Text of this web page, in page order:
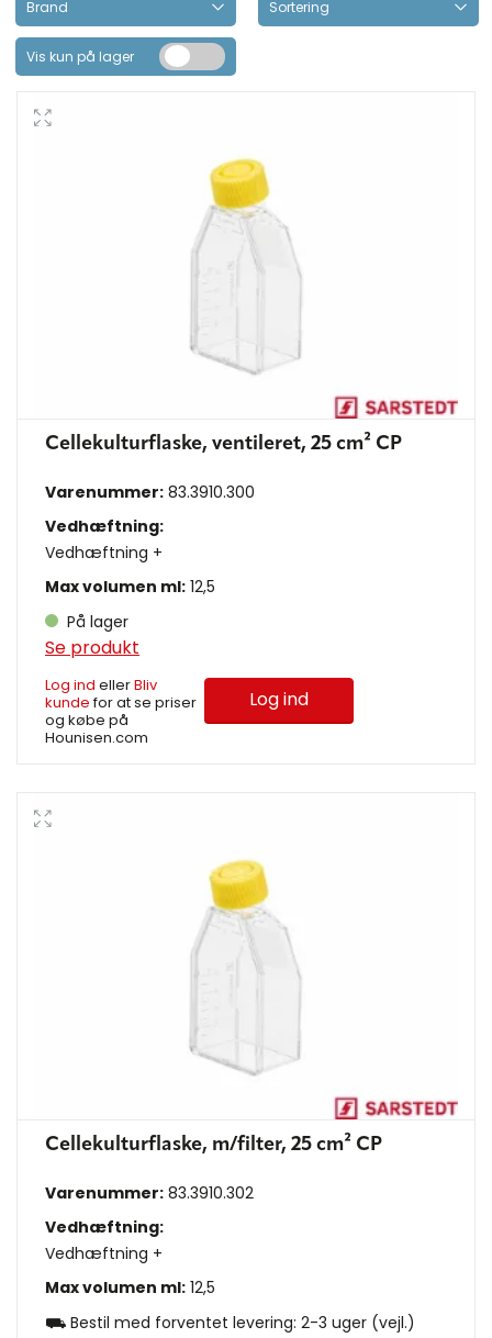
Vis kun på lager
Cellekulturflaske, ventileret, 25 cm² CP
Varenummer: 83.3910.300
Vedhæftning:
Vedhæftning +
Max volumen ml: 12,5
På lager
Se produkt
Log ind ellerBliv
kundefor at se priser
og købe på
Hounisen.com
Log ind
Cellekulturflaske, m/filter, 25 cm² CP
Varenummer: 83.3910.302
Vedhæftning:
Vedhæftning +
Max volumen ml: 12,5
⛟ Bestil med forventet levering: 2-3 uger (vejl.)